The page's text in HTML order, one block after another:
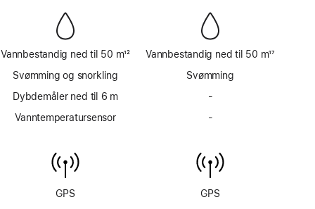
Vannbestandig ned til 50 m12
Svømming og snorkling
Dybdemåler ned til 6 m
Vanntemperatursensor
GPS
Vannbestandig ned til 50 m17
Svømming
-
til
6 m
-
GPS